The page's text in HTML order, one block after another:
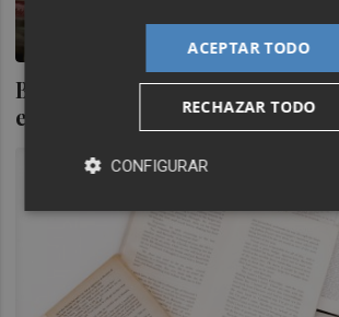
Benicàssim extiende el Día
el mes de abril
ACEPTAR TODO
RECHAZAR TODO
CONFIGURAR